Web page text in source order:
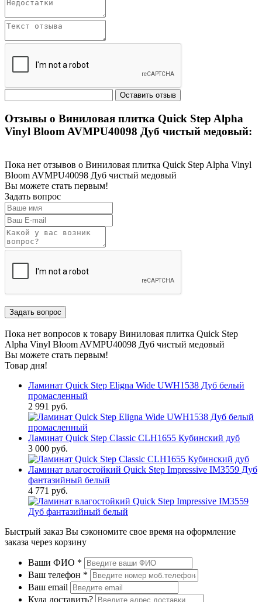
Отзывы о Виниловая плитка Quick Step Alpha
Vinyl Bloom AVMPU40098 Дуб чистый медовый:
Пока нет отзывов о Виниловая плитка Quick Step Alpha Vinyl
Bloom AVMPU40098 Дуб чистый медовый
Вы можете стать первым!
Задать вопрос
Пока нет вопросов к товару Виниловая плитка Quick Step
Alpha Vinyl Bloom AVMPU40098 Дуб чистый медовый
Вы можете стать первым!
Товар дня!
Ламинат Quick Step Eligna Wide UWH1538 Дуб белый
промасленный
2 991 руб.
Ламинат Quick Step Classic CLH1655 Кубинский дуб
3 000 руб.
Ламинат влагостойкий Quick Step Impressive IM3559 Дуб
фантазийный белый
4 771 руб.
Быстрый заказ Вы сэкономите свое время на оформление
заказа через корзину
Ваши ФИО *
Ваш телефон *
Ваш email
Куда доставить?